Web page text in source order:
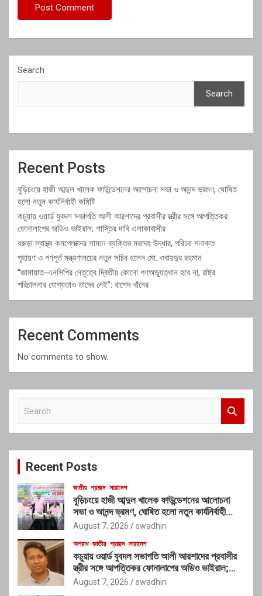
Search
Search
Recent Posts
বুড়িচংয়ে হাজী আব্দুল খালেক ফাউন্ডেশনের আলোচনা সভা ও আনন্দ ভ্রমণ, ঘোষিত
হলো নতুন কার্যনির্বাহী কমিটি
কচুয়ায় ওয়ার্ড যুবদল সভাপতি আলী আরশাদের প্রবাসীর স্ত্রীর সঙ্গে আপত্তিকর
ফোনালাপের অডিও ভাইরাল; শাস্তির দাবি এলাকাবাসীর
বরুড়া স্বাস্থ্য কমপ্লেক্সের সামনে ব্যক্তির মরদেহ উদ্ধার, পরিচয় শনাক্ত
গৃহায়ণ ও গণপূর্ত মন্ত্রণালয়ের নতুন সচিব হলেন মো. ওবায়দুর রহমান
“জামায়াত-এনসিপির নেতৃত্বে দ্বিতীয় কোনো গণঅভ্যুত্থান হবে না, রাষ্ট্র
পরিচালনার যোগ্যতাও তাদের নেই”: রাশেদ খাঁনের
Recent Comments
No comments to show.
c
Recent Posts
জাতীয় প্রচ্ছদ সারাদেশ
বুড়িচংয়ে হাজী আব্দুল খালেক ফাউন্ডেশনের আলোচনা
সভা ও আনন্দ ভ্রমণ, ঘোষিত হলো নতুন কার্যনির্বাহী
কমিটি
August 7, 2026 swadhin
অপরাধ জাতীয় প্রচ্ছদ সারাদেশ
কচুয়ায় ওয়ার্ড যুবদল সভাপতি আলী আরশাদের প্রবাসীর
স্ত্রীর সঙ্গে আপত্তিকর ফোনালাপের অডিও ভাইরাল;
শাস্তির দাবি এলাকাবাসীর
August 7, 2026 swadhin